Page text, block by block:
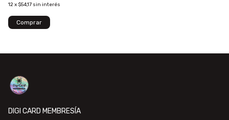
12x $54,17 sin interés
DIGI CARD MEMBRESÍA